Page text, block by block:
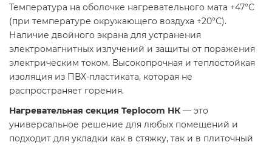
Температура на оболочке нагревательного мата +47°С
(при температуре окружающего воздуха +20°С).
Наличие двойного экрана для устранения
электромагнитных излучений и защиты от поражения
электрическим током. Высокопрочная и теплостойкая
изоляция из ПВХ-пластиката, которая не
распространяет горения.
Нагревательная секция Teplocom НК — это
универсальное решение для любых помещений и
подходит для укладки как в стяжку, так и в плиточный